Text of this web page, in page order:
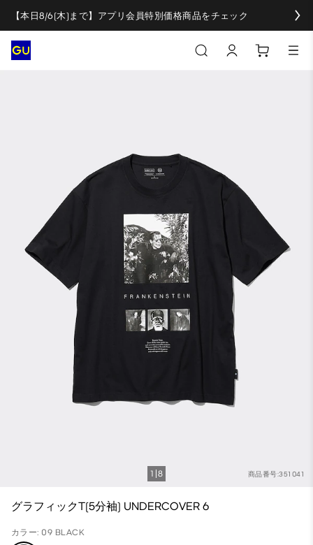
【本日8/6(木)まで】アプリ会員特別価格商品をチェック
商品番号:351041
1 8
グラフィックT(5分袖) UNDERCOVER 6
カラー: 09 BLACK